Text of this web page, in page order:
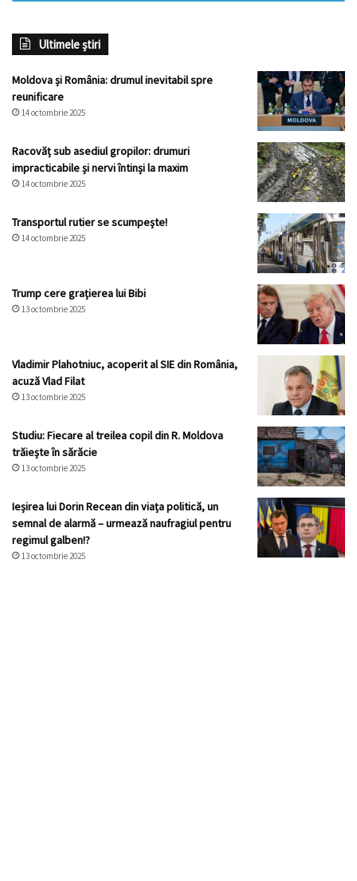
Ultimele știri
Moldova și România: drumul inevitabil spre
reunificare
14 octombrie 2025
Racovăț sub asediul gropilor: drumuri
impracticabile și nervi întinși la maxim
14 octombrie 2025
Transportul rutier se scumpește!
14 octombrie 2025
Trump cere grațierea lui Bibi
13 octombrie 2025
Vladimir Plahotniuc, acoperit al SIE din România,
acuză Vlad Filat
13 octombrie 2025
Studiu: Fiecare al treilea copil din R. Moldova
trăiește în sărăcie
13 octombrie 2025
Ieșirea lui Dorin Recean din viața politică, un
semnal de alarmă – urmează naufragiul pentru
regimul galben!?
13 octombrie 2025